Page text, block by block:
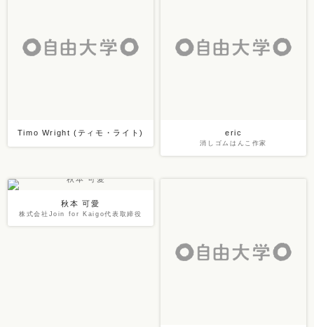
Timo Wright (ティモ・ライト) eric
消しゴムはんこ作家
秋本 可愛
株式会社Join for Kaigo代表取締役